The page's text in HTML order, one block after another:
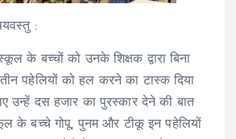
:
के बच्चों को उनके शिक्षक द्वारा बिना
पहेलियों को हल करने का टास्क दिया
उन्हें दस हजार का पुरस्कार देने की बात
के बच्चे गोपू, पुनम और टीकू इन पहेलियों